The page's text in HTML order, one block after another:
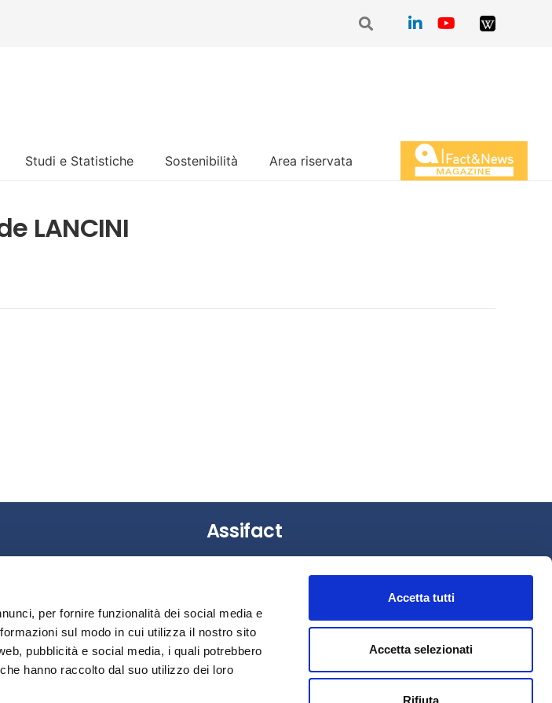
per fornire funzionalità dei social media e
sul modo in cui utilizza il nostro sito
pubblicità e social media, i quali potrebbero
hanno raccolto dal suo utilizzo dei loro
Accetta tutti
Accetta selezionati
Rifiuta
Studi e Statistiche Sostenibilità Area riservata Magazine Fact&News
LANCINI
un appuntamento
Assifact
Largo Augusto, 3 –20122 Milano (MI)
Fax: +39 0276020159
Mail:assifact@assifact.it